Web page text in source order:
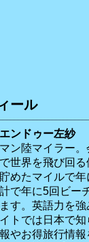
ール
ンドゥー左紗
ン陸マイラー。
世界を飛び回る
めたマイルで
で年に5回ビー
す。英語力を強
トでは日本で
やお得旅行情